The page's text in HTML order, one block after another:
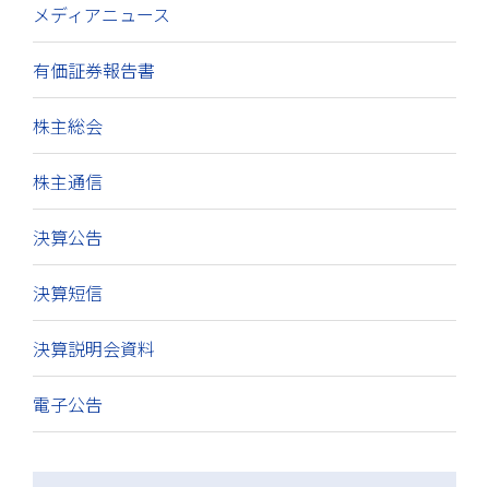
メディアニュース
有価証券報告書
株主総会
株主通信
決算公告
決算短信
決算説明会資料
電子公告